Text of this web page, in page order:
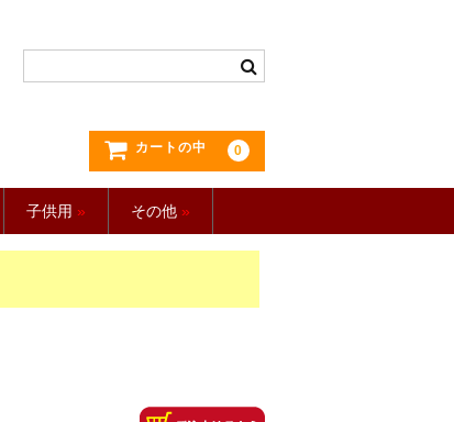
カートの中 0
子供用 » その他 »